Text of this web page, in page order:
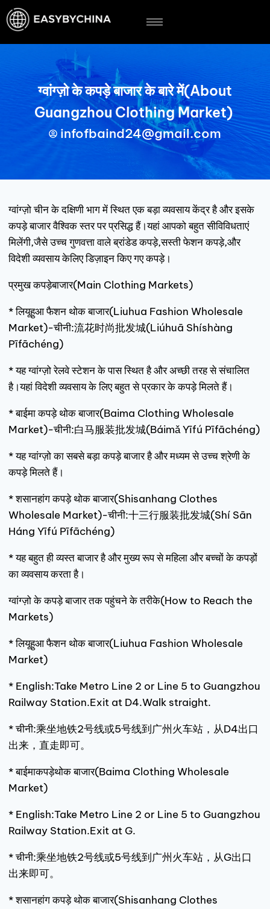
ग्वांग्ज़ो के कपड़े बाजार के बारे में(About
Guangzhou Clothing Market)
infofbaind24@gmail.com
ग्वांग्ज़ो चीन के दक्षिणी भाग में स्थित एक बड़ा व्यवसाय केंद्र है और इसके
कपड़े बाजार वैश्विक स्तर पर प्रसिद्ध हैं।यहां आपको बहुत सीविविधताएं
मिलेंगी,जैसे उच्च गुणवत्ता वाले ब्रांडेड कपड़े,सस्ती फेशन कपड़े,और
विदेशी व्यवसाय केलिए डिज़ाइन किए गए कपड़े।
प्रमुख कपड़ेबाजार(Main Clothing Markets)
* लियूहुआ फैशन थोक बाजार(Liuhua Fashion Wholesale
Market)-चीनी:流花时尚批发城(Liúhuā Shíshàng
Pīfāchéng)
* यह ग्वांग्ज़ो रेलवे स्टेशन के पास स्थित है और अच्छी तरह से संचालित
है।यहां विदेशी व्यवसाय के लिए बहुत से प्रकार के कपड़े मिलते हैं।
* बाईमा कपड़े थोक बाजार(Baima Clothing Wholesale
Market)-चीनी:白马服装批发城(Báimǎ Yīfú Pīfāchéng)
* यह ग्वांग्ज़ो का सबसे बड़ा कपड़े बाजार है और मध्यम से उच्च श्रेणी के
कपड़े मिलते हैं।
* शसानहांग कपड़े थोक बाजार(Shisanhang Clothes
Wholesale Market)-चीनी:十三行服装批发城(Shí Sān
Háng Yīfú Pīfāchéng)
* यह बहुत ही व्यस्त बाजार है और मुख्य रूप से महिला और बच्चों के कपड़ों
का व्यवसाय करता है।
ग्वांग्ज़ो के कपड़े बाजार तक पहुंचने के तरीके(How to Reach the
Markets)
* लियूहुआ फैशन थोक बाजार(Liuhua Fashion Wholesale
Market)
* English:Take Metro Line 2 or Line 5 to Guangzhou
Railway Station.Exit at D4.Walk straight.
* चीनी:乘坐地铁2号线或5号线到广州火车站，从D4出口
出来，直走即可。
* बाईमाकपड़ेथोक बाजार(Baima Clothing Wholesale
Market)
* English:Take Metro Line 2 or Line 5 to Guangzhou
Railway Station.Exit at G.
* चीनी:乘坐地铁2号线或5号线到广州火车站，从G出口
出来即可。
* शसानहांग कपड़े थोक बाजार(Shisanhang Clothes